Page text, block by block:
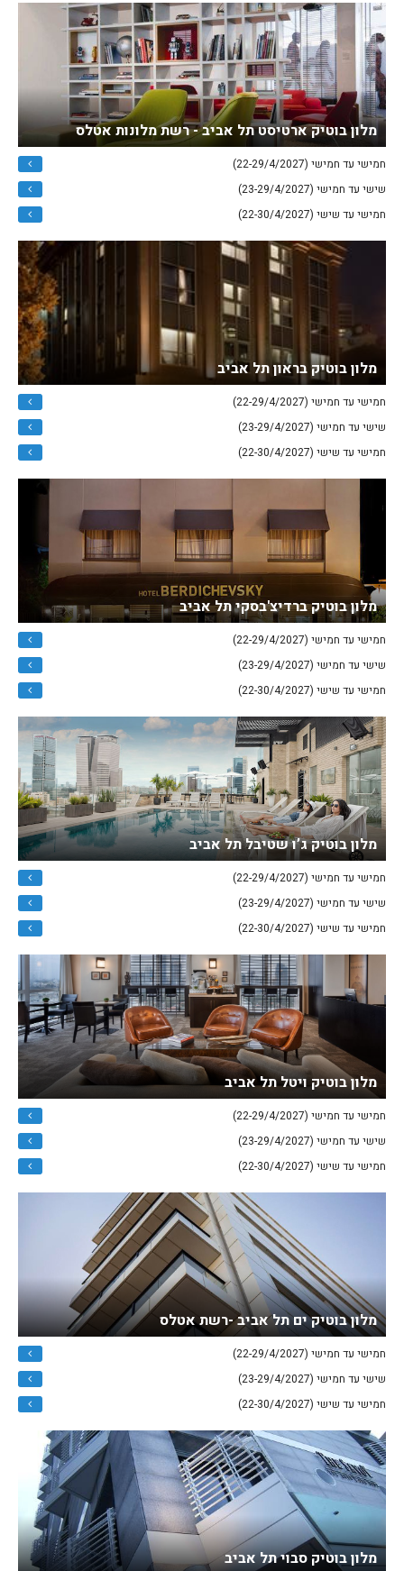
מלון בוטיק ארטיסט תל אביב - רשת מלונות אטלס
חמישי עד חמישי (22-29/4/2027)
שישי עד חמישי (23-29/4/2027)
חמישי עד שישי (22-30/4/2027)
מלון בוטיק בראון תל אביב
חמישי עד חמישי (22-29/4/2027)
שישי עד חמישי (23-29/4/2027)
חמישי עד שישי (22-30/4/2027)
מלון בוטיק ברדיצ'בסקי תל אביב
חמישי עד חמישי (22-29/4/2027)
שישי עד חמישי (23-29/4/2027)
חמישי עד שישי (22-30/4/2027)
מלון בוטיק ג’ו שטיבל תל אביב
חמישי עד חמישי (22-29/4/2027)
שישי עד חמישי (23-29/4/2027)
חמישי עד שישי (22-30/4/2027)
מלון בוטיק ויטל תל אביב
חמישי עד חמישי (22-29/4/2027)
שישי עד חמישי (23-29/4/2027)
חמישי עד שישי (22-30/4/2027)
מלון בוטיק ים תל אביב -רשת אטלס
חמישי עד חמישי (22-29/4/2027)
שישי עד חמישי (23-29/4/2027)
חמישי עד שישי (22-30/4/2027)
מלון בוטיק סבוי תל אביב